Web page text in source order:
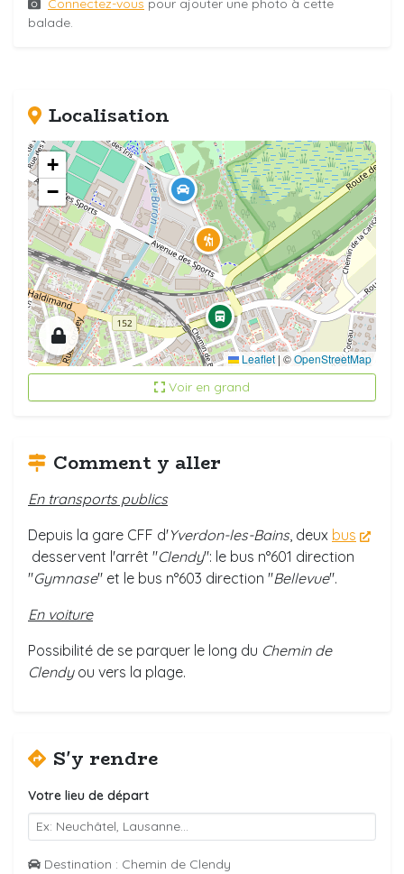
Connectez-vous pour ajouter une photo à cette
balade.
Localisation
+
−
Leaflet | ©OpenStreetMap
Voir en grand
Comment y aller
En transports publics
Depuis la gare CFF d'Yverdon-les-Bains, deux bus
desservent l'arrêt "Clendy": le bus n°601 direction
"Gymnase" et le bus n°603 direction "Bellevue".
En voiture
Possibilité de se parquer le long du Chemin de
Clendyou vers la plage.
S'y rendre
Votre lieu de départ
Destination : Chemin de Clendy